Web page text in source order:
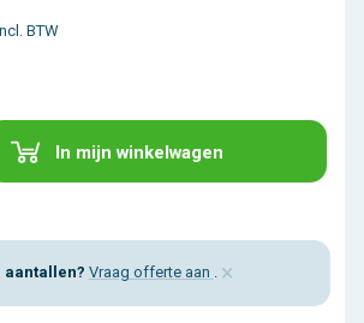
BTW
In mijn winkelwagen
aantallen? Vraag offerte aan . ×